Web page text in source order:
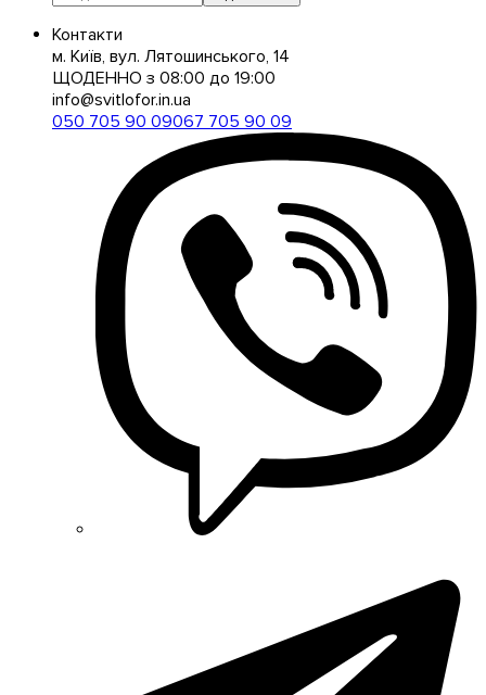
Контакти
м. Київ, вул. Лятошинського, 14
ЩОДЕННО з 08:00 до 19:00
info@svitlofor.in.ua
050 705 90 09067 705 90 09